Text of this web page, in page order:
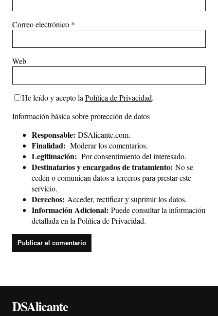
Correo electrónico *
Web
He leído y acepto la Política de Privacidad.
Información básica sobre protección de datos
Responsable: DSAlicante.com.
Finalidad: Moderar los comentarios.
Legitimación: Por consentimiento del interesado.
Destinatarios y encargados de tratamiento: No se
ceden o comunican datos a terceros para prestar este
servicio.
Derechos: Acceder, rectificar y suprimir los datos.
Información Adicional: Puede consultar la información
detallada en la Política de Privacidad.
DSAlicante